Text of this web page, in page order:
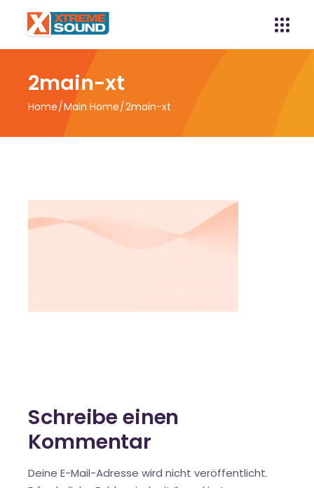
2main-xt
Home Main Home 2main-xt
Schreibe einen
Kommentar
Deine E-Mail-Adresse wird nicht veröffentlicht.